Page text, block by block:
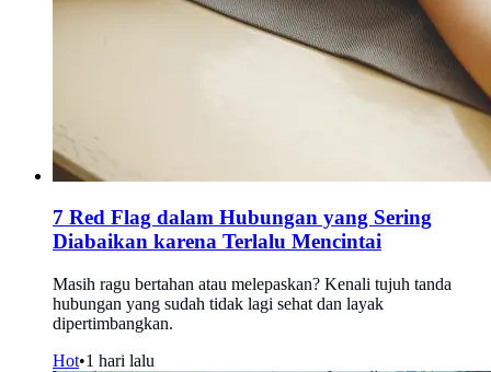
7 Red Flag dalam Hubungan yang Sering
Diabaikan karena Terlalu Mencintai
Masih ragu bertahan atau melepaskan? Kenali tujuh tanda
hubungan yang sudah tidak lagi sehat dan layak
dipertimbangkan.
Hot•1 hari lalu